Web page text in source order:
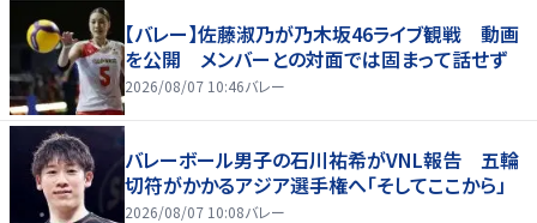
【バレー】佐藤淑乃が乃木坂46ライブ観戦 動画
を公開 メンバーとの対面では固まって話せず
2026/08/07 10:46バレー
バレーボール男子の石川祐希がVNL報告 五輪
切符がかかるアジア選手権へ「そしてここから」
2026/08/07 10:08バレー